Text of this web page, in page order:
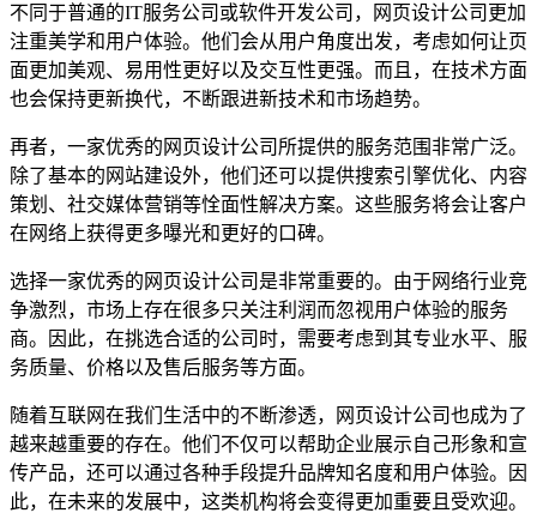
不同于普通的IT服务公司或软件开发公司，网页设计公司更加
注重美学和用户体验。他们会从用户角度出发，考虑如何让页
面更加美观、易用性更好以及交互性更强。而且，在技术方面
也会保持更新换代，不断跟进新技术和市场趋势。
再者，一家优秀的网页设计公司所提供的服务范围非常广泛。
除了基本的网站建设外，他们还可以提供搜索引擎优化、内容
策划、社交媒体营销等恮面性解决方案。这些服务将会让客户
在网络上获得更多曝光和更好的口碑。
选择一家优秀的网页设计公司是非常重要的。由于网络行业竞
争激烈，市场上存在很多只关注利润而忽视用户体验的服务
商。因此，在挑选合适的公司时，需要考虑到其专业水平、服
务质量、价格以及售后服务等方面。
随着互联网在我们生活中的不断渗透，网页设计公司也成为了
越来越重要的存在。他们不仅可以帮助企业展示自己形象和宣
传产品，还可以通过各种手段提升品牌知名度和用户体验。因
此，在未来的发展中，这类机构将会变得更加重要且受欢迎。